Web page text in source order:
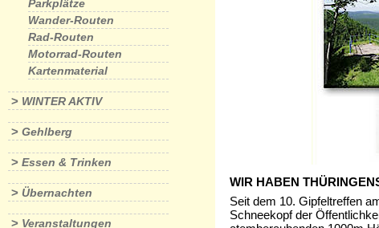
Parkplätze
Wander-Routen
Rad-Routen
Motorrad-Routen
Kartenmaterial
> WINTER AKTIV
> Gehlberg
> Essen & Trinken
> Übernachten
> Veranstaltungen
WIR HABEN
Seit dem 10. Gipfeltreffen
Schneekopf der